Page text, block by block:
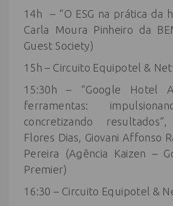
14h – “O ESG na prática da
Carla Moura Pinheiro da
Guest Society)
15h – Circuito Equipotel &
15:30h – “Google Hotel
ferramentas:
concretizando
Flores Dias, Giovani Affonso
Pereira (Agência Kaizen –
Premier)
16:30 – Circuito Equipotel &